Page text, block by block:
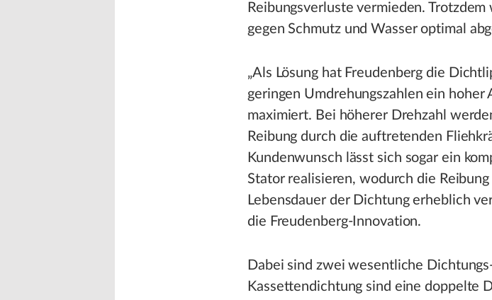
Reibungsverluste vermieden.
gegen Schmutz und Wasser optimal
„Als Lösung hat Freudenberg die
geringen Umdrehungszahlen ein
maximiert. Bei höherer Drehzahl
Reibung durch die auftretenden
Kundenwunsch lässt sich sogar ein
Stator realisieren, wodurch die
Lebensdauer der Dichtung erheblich
die Freudenberg-Innovation.
Dabei sind zwei wesentliche
Kassettendichtung sind eine doppelte